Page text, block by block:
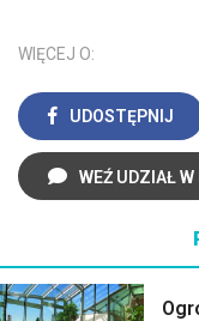
WIĘCEJ O:
UDOSTĘPNIJ
WEŹ UDZIAŁ W